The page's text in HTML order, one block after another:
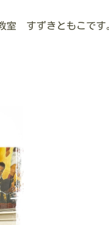
室 すずきともこです